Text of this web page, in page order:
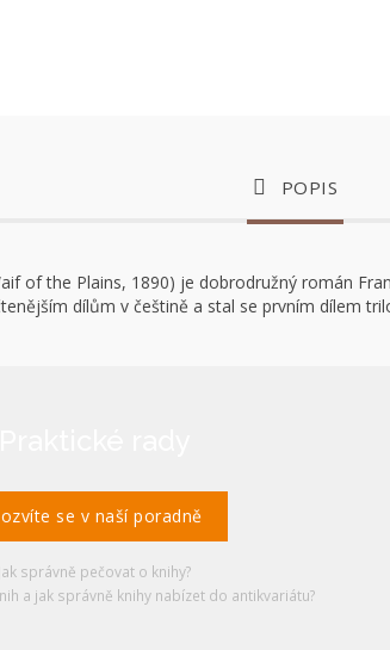
POPIS
of the Plains, 1890) je dobrodružný román
dílům v češtině a stal se prvním dílem
se v naší poradně
Jak správně pečovat o knihy?
a jak správně knihy nabízet do antikvariátu?